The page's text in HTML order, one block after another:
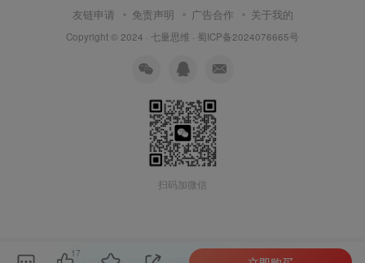
友链申请 免责声明 广告合作 关于我的
Copyright © 2024 · 七量思维 · 蜀ICP备2024076665号
扫码加微信
17